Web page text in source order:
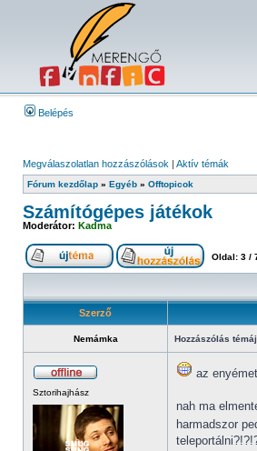
Belépés
Megválaszolatlan hozzászólások | Aktív témák
Fórum kezdőlap » Egyéb » Offtopicok
Számítógépes játékok
Moderátor: Kadma
Oldal: 3 /
Szerző
Nemámka Hozzászólás
Sztorihajhász
az
nah ma
harmadszor